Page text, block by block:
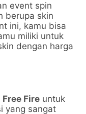
event spin
berupa skin
ini, kamu bisa
miliki untuk
dengan harga
Fire untuk
yang sangat